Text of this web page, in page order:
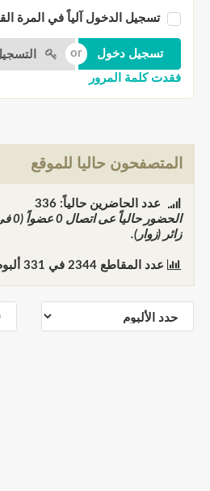
تسجيل الدخول آلياً في المرة
فقدت كلمة المرور
المتصفحون حاليا للموقع
عدد الحاضرين حالياً: 336
الحضور حالياً عى اتصال 0 عضواً (0 في الوضع الخفي) و
زائر (زوار).
عدد المقاطع2344 في 331